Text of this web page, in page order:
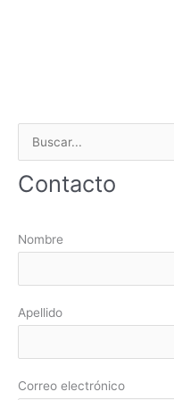
u
s
r
r
Contacto
Nombre
Apellido
Correo electrónico